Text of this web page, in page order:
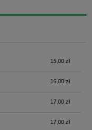
15,00 zł
16,00 zł
17,00 zł
17,00 zł